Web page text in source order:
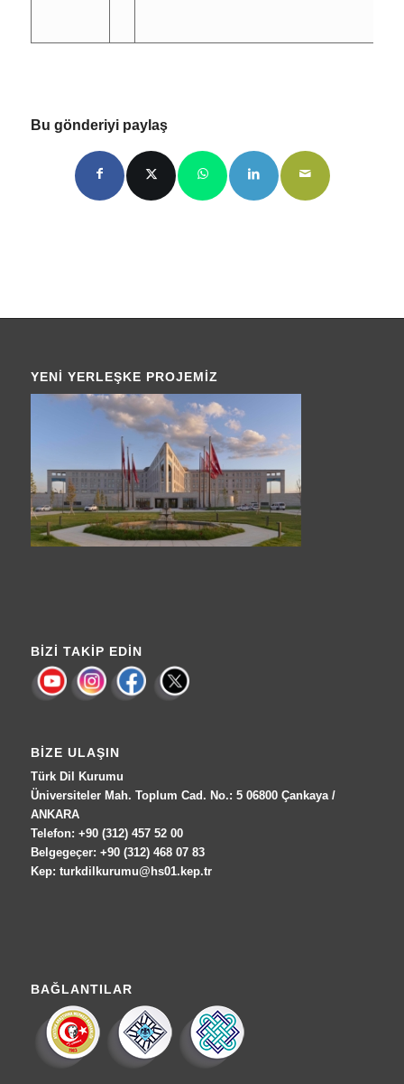
Bu gönderiyi paylaş
YENI YERLEŞKE PROJEMIZ
BIZI TAKIP EDIN
BIZE ULAŞIN
Türk Dil Kurumu
Üniversiteler Mah. Toplum Cad. No.: 5 06800 Çankaya /
ANKARA
Telefon: +90 (312) 457 52 00
Belgegeçer: +90 (312) 468 07 83
Kep: turkdilkurumu@hs01.kep.tr
BAĞLANTILAR